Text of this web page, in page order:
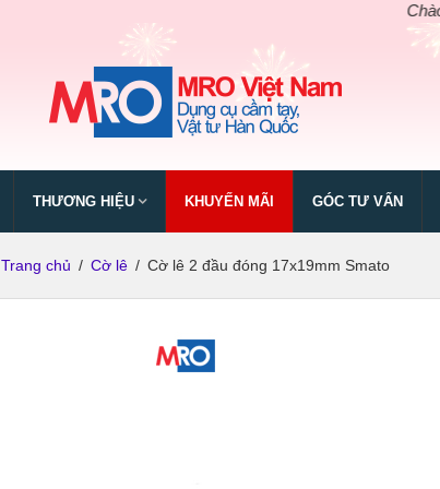
Chào
THƯƠNG HIỆU KHUYẾN MÃI GÓC TƯ VẤN
Trang chủ / Cờ lê / Cờ lê 2 đầu đóng 17x19mm Smato